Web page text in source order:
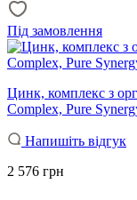
Під замовлення
Цинк, комплекс з
Complex, Pure
Напишіть відгук
2 576 грн